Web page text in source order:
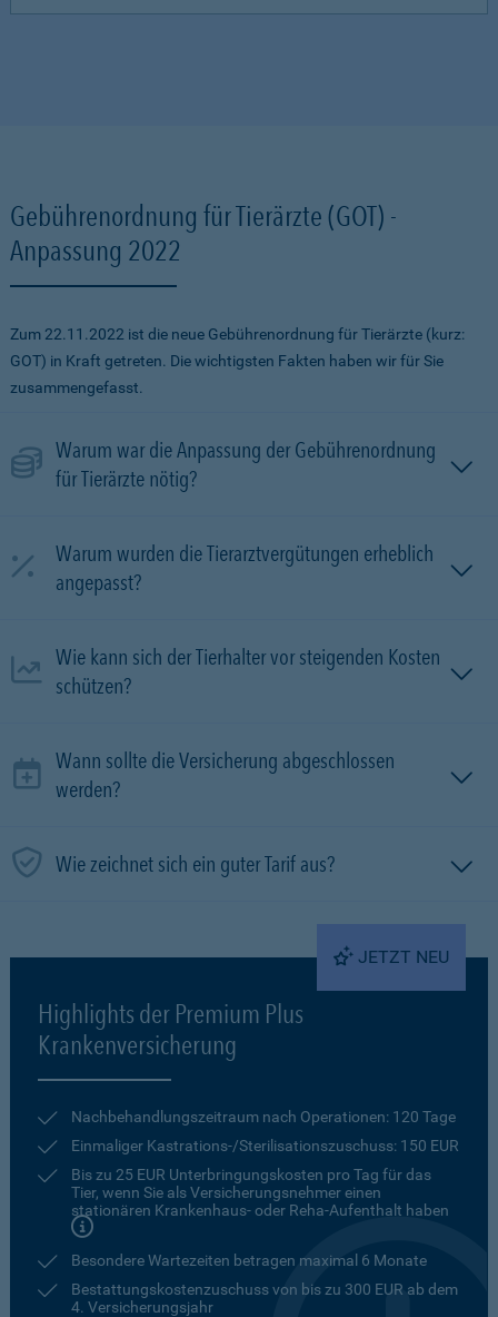
Gebührenordnung für Tierärzte (GOT) -
Anpassung 2022
Zum 22.11.2022 ist die neue Gebührenordnung für Tierärzte (kurz:
GOT) in Kraft getreten. Die wichtigsten Fakten haben wir für Sie
zusammengefasst.
Warum war die Anpassung der Gebührenordnung
für Tierärzte nötig?
Warum wurden die Tierarztvergütungen erheblich
angepasst?
Wie kann sich der Tierhalter vor steigenden Kosten
schützen?
Wann sollte die Versicherung abgeschlossen
werden?
Wie zeichnet sich ein guter Tarif aus?
JETZT NEU
Highlights der Premium Plus
Krankenversicherung
Nachbehandlungszeitraum nach Operationen: 120 Tage
Einmaliger Kastrations-/Sterilisationszuschuss: 150 EUR
Bis zu 25 EUR Unterbringungskosten pro Tag für das
Tier, wenn Sie als Versicherungsnehmer einen
stationären Krankenhaus- oder Reha-Aufenthalt haben
Besondere Wartezeiten betragen maximal 6 Monate
Bestattungskostenzuschuss von bis zu 300 EUR ab dem
4. Versicherungsjahr